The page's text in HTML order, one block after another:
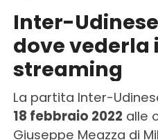
Inter-
dove vederla
streaming
La partita Inter-
18 febbraio 2022 alle
Giuseppe Meazza di